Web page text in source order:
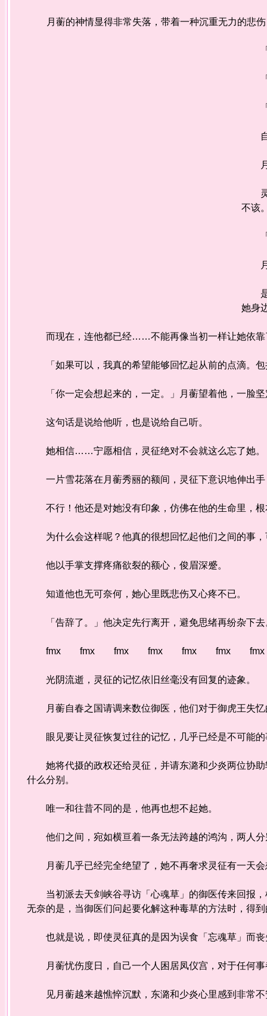
月蘅的神情显得非常失落，带着一种沉重无力的悲伤
「
「
「
自
月
灵
不该
「
月
是
她身
而现在，连他都已经……不能再像当初一样让她依靠
「如果可以，我真的希望能够回忆起从前的点滴。
「你一定会想起来的，一定。」月蘅望着他，一脸坚
这句话是说给他听，也是说给自己听。
她相信……宁愿相信，灵征绝对不会就这么忘了她。
一片雪花落在月蘅秀丽的额间，灵征下意识地伸出
不行！他还是对她没有印象，仿佛在他的生命里，根
为什么会这样呢？他真的很想回忆起他们之间的事
他以手掌支撑疼痛欲裂的额心，俊眉深蹙。
知道他也无可奈何，她心里既悲伤又心疼不已。
「告辞了。」他决定先行离开，避免思绪再纷杂下去
fmx fmx fmx fmx fmx fmx
光阴流逝，灵征的记忆依旧丝毫没有回复的迹象。
月蘅自春之国请调来数位御医，他们对于御虎王失忆
眼见要让灵征恢复过往的记忆，几乎已经是不可能的
她将代摄的政权还给灵征，并请东潞和少炎两位协助
什么分别。
唯一和往昔不同的是，他再也想不起她。
他们之间，宛如横亘着一条无法跨越的鸿沟，两人分
月蘅几乎已经完全绝望了，她不再奢求灵征有一天会
当初派去天剑峡谷寻访「心魂草」的御医传来回报，
无奈的是，当御医们问起要化解这种毒草的方法时，得
也就是说，即使灵征真的是因为误食「忘魂草」而丧
月蘅忧伤度日，自己一个人困居凤仪宫，对于任何事
见月蘅越来越憔悴沉默，东潞和少炎心里感到非常不